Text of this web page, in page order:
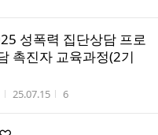
성폭력 집단상담 프로
촉진자 교육과정(2기
작성시간
25.07.15 조회수
6